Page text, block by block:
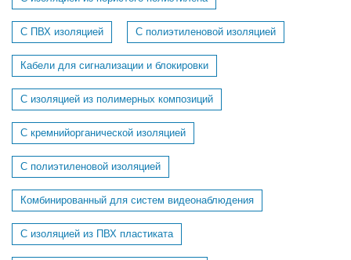
С ПВХ изоляцией С полиэтиленовой изоляцией
Кабели для сигнализации и блокировки
C изоляцией из полимерных композиций
C кремнийорганической изоляцией
C полиэтиленовой изоляцией
Комбинированный для систем видеонаблюдения
С изоляцией из ПВХ пластиката